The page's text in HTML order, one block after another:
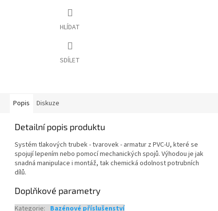
HLÍDAT
SDÍLET
Popis Diskuze
Detailní popis produktu
Systém tlakových trubek - tvarovek - armatur z PVC-U, které se
spojují lepením nebo pomocí mechanických spojů. Výhodou je jak
snadná manipulace i montáž, tak chemická odolnost potrubních
dílů.
Doplňkové parametry
Kategorie: Bazénové příslušenství